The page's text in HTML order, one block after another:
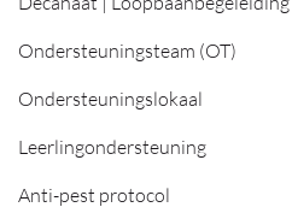
Ondersteuningsteam (OT)
Ondersteuningslokaal
Leerlingondersteuning
Anti-pest protocol